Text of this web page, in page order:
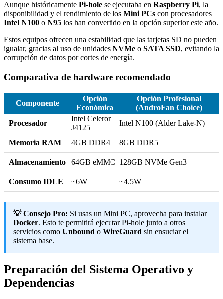
Aunque históricamente Pi-hole se ejecutaba en Raspberry Pi, la
disponibilidad y el rendimiento de los Mini PCs con procesadores
Intel N100 o N95 los han convertido en la opción superior este año.
Estos equipos ofrecen una estabilidad que las tarjetas SD no pueden
igualar, gracias al uso de unidades NVMe o SATA SSD, evitando la
corrupción de datos por cortes de energía.
Comparativa de hardware recomendado
Componente
Opción
Económica
Opción Profesional
(AndroFan Choice)
Procesador
Intel Celeron
J4125
Intel N100 (Alder Lake-N)
Memoria RAM 4GB DDR4 8GB DDR5
Almacenamiento 64GB eMMC 128GB NVMe Gen3
Consumo IDLE ~6W ~4.5W
💡 Consejo Pro: Si usas un Mini PC, aprovecha para instalar
Docker. Esto te permitirá ejecutar Pi-hole junto a otros
servicios como Unbound o WireGuard sin ensuciar el
sistema base.
Preparación del Sistema Operativo y
Dependencias